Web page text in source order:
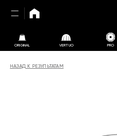
ORIGINAL VERTUO PRO
НАЗАД К РЕЗУЛЬТАТАМ